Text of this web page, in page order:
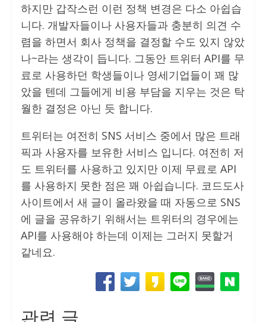
하지만 갑작스런 이런 정책 변경은 다소 아쉽습
니다. 개발자들이나 사용자들과 충분히 의견 수
렴을 하면서 회사 정책을 결정할 수도 있지 않았
나~라는 생각이 듭니다. 그동안 트위터 API를 무
료로 사용하던 학생들이나 영세기업들이 꽤 많
았을 텐데 그들에게 비용 부담을 지우는 것은 탁
월한 결정은 아닌 듯 합니다.
트위터는 여전히 SNS 서비스 중에서 많은 트래
픽과 사용자를 보유한 서비스 입니다. 여전히 저
도 트위터를 사용하고 있지만 이제 무료로 API
를 사용하지 못한 점은 꽤 아쉽습니다. 코드도사
사이트에서 새 글이 올라왔을 때 자동으로 SNS
에 글을 공유하기 위해서는 트위터의 경우에는
API를 사용해야 하는데 이제는 그러지 못할거
같네요.
관련 글